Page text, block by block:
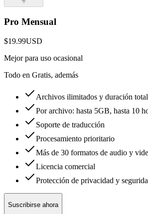
Pro Mensual
$19.99USD
Mejor para uso ocasional
Todo en Gratis, además
Archivos ilimitados y duración
Por archivo: hasta 5GB, hasta 10
Soporte de traducción
Procesamiento prioritario
Más de 30 formatos de audio y
Licencia comercial
Protección de privacidad y
Suscribirse ahora